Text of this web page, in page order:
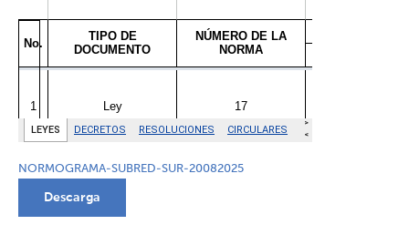
NORMOGRAMA-SUBRED-SUR-20082025
Descarga